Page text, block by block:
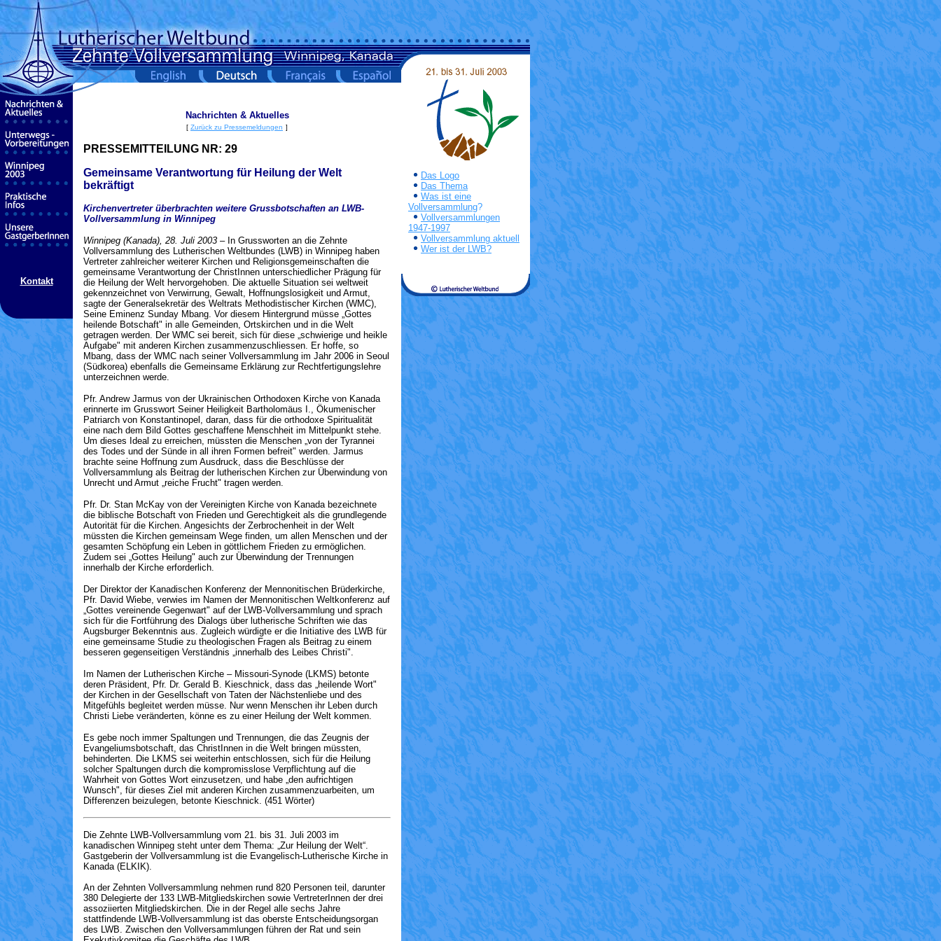
Kontakt
Nachrichten & Aktuelles
[ Zurück zu Pressemeldungen ]
PRESSEMITTEILUNG NR: 29
Gemeinsame Verantwortung für Heilung der Welt
bekräftigt
Kirchenvertreter überbrachten weitere Grussbotschaften an LWB-
Vollversammlung in Winnipeg
Winnipeg (Kanada), 28. Juli 2003 – In Grussworten an die Zehnte
Vollversammlung des Lutherischen Weltbundes (LWB) in Winnipeg haben
Vertreter zahlreicher weiterer Kirchen und Religionsgemeinschaften die
gemeinsame Verantwortung der ChristInnen unterschiedlicher Prägung für
die Heilung der Welt hervorgehoben. Die aktuelle Situation sei weltweit
gekennzeichnet von Verwirrung, Gewalt, Hoffnungslosigkeit und Armut,
sagte der Generalsekretär des Weltrats Methodistischer Kirchen (WMC),
Seine Eminenz Sunday Mbang. Vor diesem Hintergrund müsse „Gottes
heilende Botschaft" in alle Gemeinden, Ortskirchen und in die Welt
getragen werden. Der WMC sei bereit, sich für diese „schwierige und heikle
Aufgabe" mit anderen Kirchen zusammenzuschliessen. Er hoffe, so
Mbang, dass der WMC nach seiner Vollversammlung im Jahr 2006 in Seoul
(Südkorea) ebenfalls die Gemeinsame Erklärung zur Rechtfertigungslehre
unterzeichnen werde.
Pfr. Andrew Jarmus von der Ukrainischen Orthodoxen Kirche von Kanada
erinnerte im Grusswort Seiner Heiligkeit Bartholomäus I., Ökumenischer
Patriarch von Konstantinopel, daran, dass für die orthodoxe Spiritualität
eine nach dem Bild Gottes geschaffene Menschheit im Mittelpunkt stehe.
Um dieses Ideal zu erreichen, müssten die Menschen „von der Tyrannei
des Todes und der Sünde in all ihren Formen befreit" werden. Jarmus
brachte seine Hoffnung zum Ausdruck, dass die Beschlüsse der
Vollversammlung als Beitrag der lutherischen Kirchen zur Überwindung von
Unrecht und Armut „reiche Frucht" tragen werden.
Pfr. Dr. Stan McKay von der Vereinigten Kirche von Kanada bezeichnete
die biblische Botschaft von Frieden und Gerechtigkeit als die grundlegende
Autorität für die Kirchen. Angesichts der Zerbrochenheit in der Welt
müssten die Kirchen gemeinsam Wege finden, um allen Menschen und der
gesamten Schöpfung ein Leben in göttlichem Frieden zu ermöglichen.
Zudem sei „Gottes Heilung" auch zur Überwindung der Trennungen
innerhalb der Kirche erforderlich.
Der Direktor der Kanadischen Konferenz der Mennonitischen Brüderkirche,
Pfr. David Wiebe, verwies im Namen der Mennonitischen Weltkonferenz auf
„Gottes vereinende Gegenwart" auf der LWB-Vollversammlung und sprach
sich für die Fortführung des Dialogs über lutherische Schriften wie das
Augsburger Bekenntnis aus. Zugleich würdigte er die Initiative des LWB für
eine gemeinsame Studie zu theologischen Fragen als Beitrag zu einem
besseren gegenseitigen Verständnis „innerhalb des Leibes Christi".
Im Namen der Lutherischen Kirche – Missouri-Synode (LKMS) betonte
deren Präsident, Pfr. Dr. Gerald B. Kieschnick, dass das „heilende Wort"
der Kirchen in der Gesellschaft von Taten der Nächstenliebe und des
Mitgefühls begleitet werden müsse. Nur wenn Menschen ihr Leben durch
Christi Liebe veränderten, könne es zu einer Heilung der Welt kommen.
Es gebe noch immer Spaltungen und Trennungen, die das Zeugnis der
Evangeliumsbotschaft, das ChristInnen in die Welt bringen müssten,
behinderten. Die LKMS sei weiterhin entschlossen, sich für die Heilung
solcher Spaltungen durch die kompromisslose Verpflichtung auf die
Wahrheit von Gottes Wort einzusetzen, und habe „den aufrichtigen
Wunsch", für dieses Ziel mit anderen Kirchen zusammenzuarbeiten, um
Differenzen beizulegen, betonte Kieschnick. (451 Wörter)
Die Zehnte LWB-Vollversammlung vom 21. bis 31. Juli 2003 im
kanadischen Winnipeg steht unter dem Thema: „Zur Heilung der Welt“.
Gastgeberin der Vollversammlung ist die Evangelisch-Lutherische Kirche in
Kanada (ELKIK).
An der Zehnten Vollversammlung nehmen rund 820 Personen teil, darunter
380 Delegierte der 133 LWB-Mitgliedskirchen sowie VertreterInnen der drei
assoziierten Mitgliedskirchen. Die in der Regel alle sechs Jahre
stattfindende LWB-Vollversammlung ist das oberste Entscheidungsorgan
des LWB. Zwischen den Vollversammlungen führen der Rat und sein
Das Logo
Das Thema
Was ist eine
Vollversammlung?
Vollversammlungen
1947-1997
Vollversammlung aktuell
Wer ist der LWB?